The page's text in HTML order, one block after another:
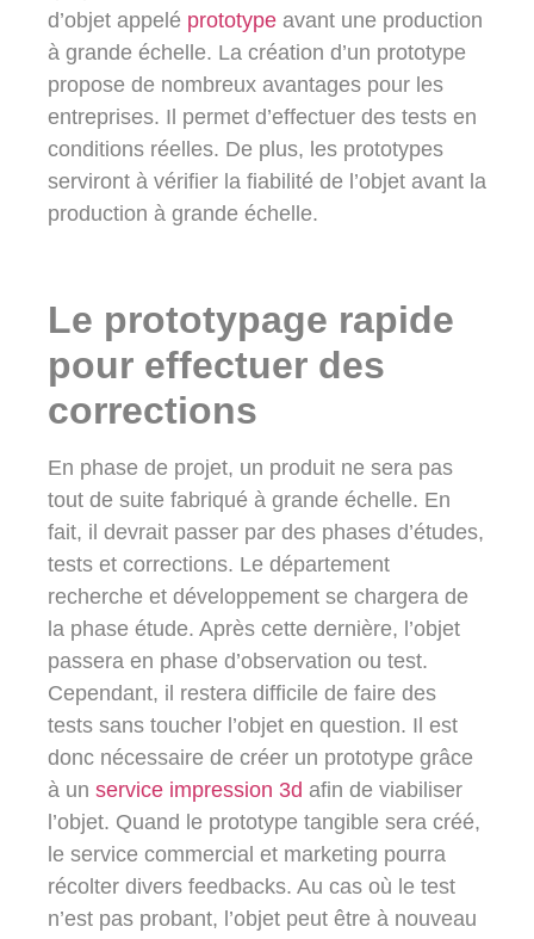
d’objet appelé prototype avant une production
à grande échelle. La création d’un prototype
propose de nombreux avantages pour les
entreprises. Il permet d’effectuer des tests en
conditions réelles. De plus, les prototypes
serviront à vérifier la fiabilité de l’objet avant la
production à grande échelle.
Le prototypage rapide
pour effectuer des
corrections
En phase de projet, un produit ne sera pas
tout de suite fabriqué à grande échelle. En
fait, il devrait passer par des phases d’études,
tests et corrections. Le département
recherche et développement se chargera de
la phase étude. Après cette dernière, l’objet
passera en phase d’observation ou test.
Cependant, il restera difficile de faire des
tests sans toucher l’objet en question. Il est
donc nécessaire de créer un prototype grâce
à un service impression 3d afin de viabiliser
l’objet. Quand le prototype tangible sera créé,
le service commercial et marketing pourra
récolter divers feedbacks. Au cas où le test
n’est pas probant, l’objet peut être à nouveau